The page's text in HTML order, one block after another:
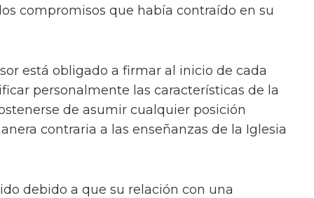
compromisos que había contraído en su
está obligado a firmar al inicio de cada
personalmente las características de la
de asumir cualquier posición
contraria a las enseñanzas de la Iglesia
debido a que su relación con una